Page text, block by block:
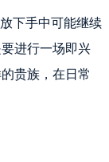
下手中可能继续
进行一场即兴
贵族，在日常